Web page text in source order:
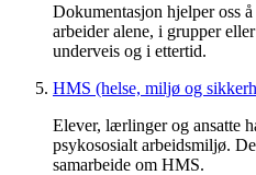
Dokumentasjon hjelper oss
arbeider alene, i grupper
underveis og i ettertid.
HMS (helse, miljø og
Elever, lærlinger og ansatte
psykososialt arbeidsmiljø.
samarbeide om HMS.